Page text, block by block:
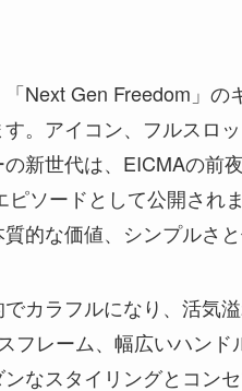
Next Gen Freedom」
。アイコン、フルスロ
新世代は、EICMAの前
ソードとして公開され
的な価値、シンプルさと
カラフルになり、活気
フレーム、幅広いハン
なスタイリングとコン